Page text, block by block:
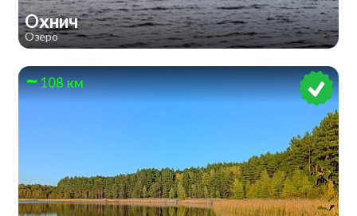
Охнич
Озеро
108 км